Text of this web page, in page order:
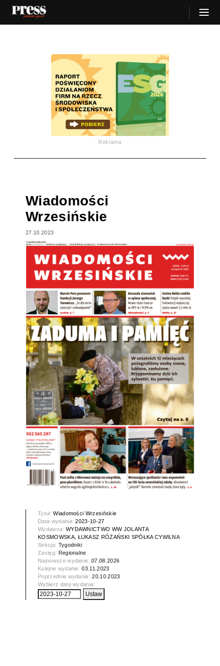
Reklama
Wiadomości
Wrzesińskie
27.10.2023
Tytuł:Wiadomości Wrzesińskie
Data wydania:2023-10-27
Wydawca: WYDAWNICTWO WW JOLANTA
KOSMOWSKA, ŁUKASZ RÓŻAŃSKI SPÓŁKA CYWILNA
Sekcja: Tygodniki
Zasięg: Regionalne
Najnowsze wydanie:07.08.2026
Kolejne wydanie:03.11.2023
Poprzednie wydanie:20.10.2023
Wybierz datę wydania: